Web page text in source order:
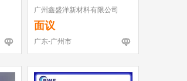
广州鑫盛洋新材料有限公司
面议
广东-广州市